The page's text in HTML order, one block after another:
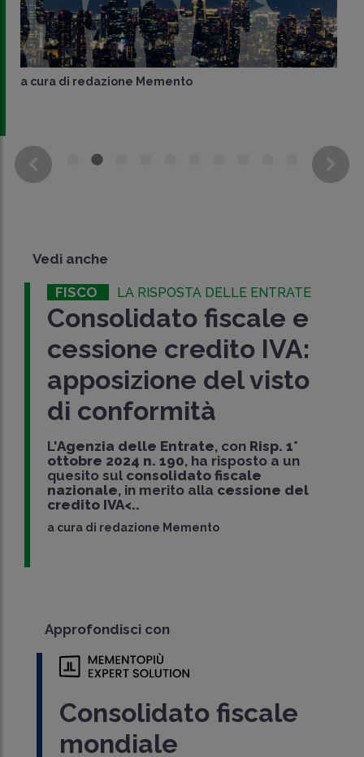
a cura di redazione Memento
Vedi anche
FISCO LA RISPOSTA DELLE ENTRATE
Consolidato fiscale e
cessione credito IVA:
apposizione del visto
di conformità
L'Agenzia delle Entrate, con Risp. 1°
ottobre 2024 n. 190, ha risposto a un
quesito sul consolidato fiscale
nazionale, in merito alla cessione del
credito IVA<..
a cura di redazione Memento
Approfondisci con
Consolidato fiscale
mondiale